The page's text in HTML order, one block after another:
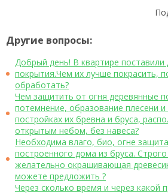
Другие вопросы:
Добрый день! В квартире поставили
покрытия.Чем их лучше покрасить,
обработать?
Чем защитить от огня деревянные
потемнение, образование плесени и
постройках их бревна и бруса,
открытым небом, без навеса?
Необходима влаго, био, огне
построенного дома из бруса.
желательно окрашивающая
можете предложить ?
Через сколько время и через какой